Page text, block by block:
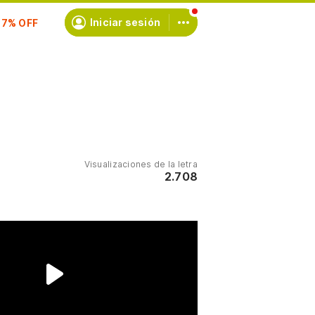
Iniciar sesión
Visualizaciones de la letra
2.708